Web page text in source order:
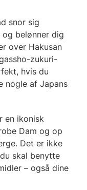
snor sig
og belønner dig
over Hakusan
zukuri-
hvis du
nogle af Japans
en ikonisk
Dam og op
Det er ikke
skal benytte
– også dine